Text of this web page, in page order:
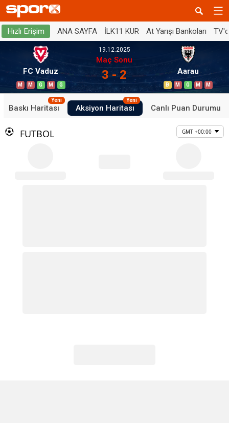
Hızlı Erişim ANA SAYFA İLK11 KUR At Yarışı Bankoları
FC Vaduz
M M G M G
19.12.2025
Maç Sonu
3 - 2 Aarau
B M G M M
Baskı Haritası
Yeni
Aksiyon Haritası
Yeni
Canlı Puan Durumu
FUTBOL GMT +00:00